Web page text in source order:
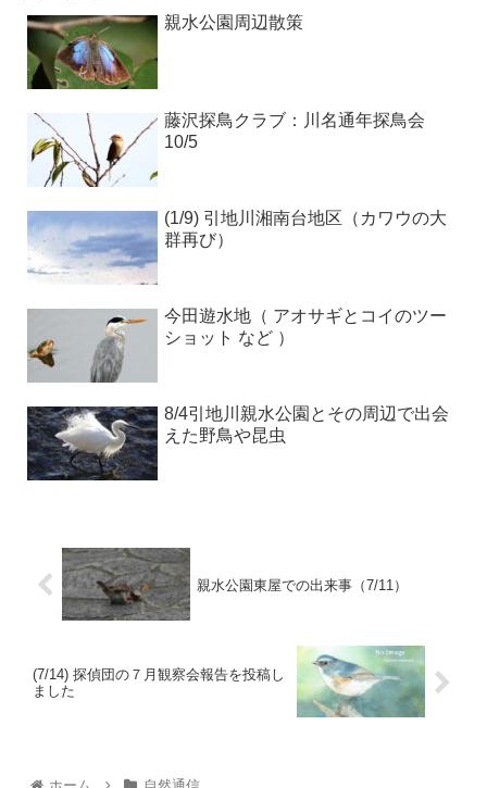
親水公園周辺散策
藤沢探鳥クラブ：川名通年探鳥会
10/5
(1/9) 引地川湘南台地区（カワウの大
群再び）
今田遊水地（ アオサギとコイのツー
ショット など ）
8/4引地川親水公園とその周辺で出会
えた野鳥や昆虫
親水公園東屋での出来事（7/11）
(7/14) 探偵団の７月観察会報告を投稿し
ました